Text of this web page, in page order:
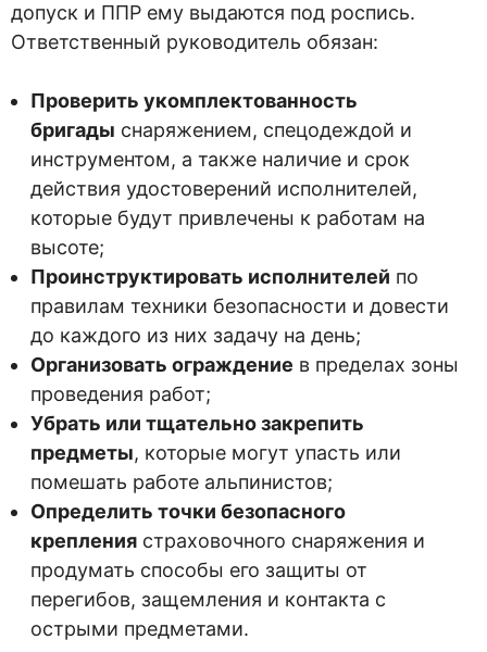
допуск и ППР ему выдаются под роспись.
Ответственный руководитель обязан:
Проверить укомплектованность
бригады снаряжением, спецодеждой и
инструментом, а также наличие и срок
действия удостоверений исполнителей,
которые будут привлечены к работам на
высоте;
Проинструктировать исполнителей по
правилам техники безопасности и довести
до каждого из них задачу на день;
Организовать ограждение в пределах зоны
проведения работ;
Убрать или тщательно закрепить
предметы, которые могут упасть или
помешать работе альпинистов;
Определить точки безопасного
крепления страховочного снаряжения и
продумать способы его защиты от
перегибов, защемления и контакта с
острыми предметами.